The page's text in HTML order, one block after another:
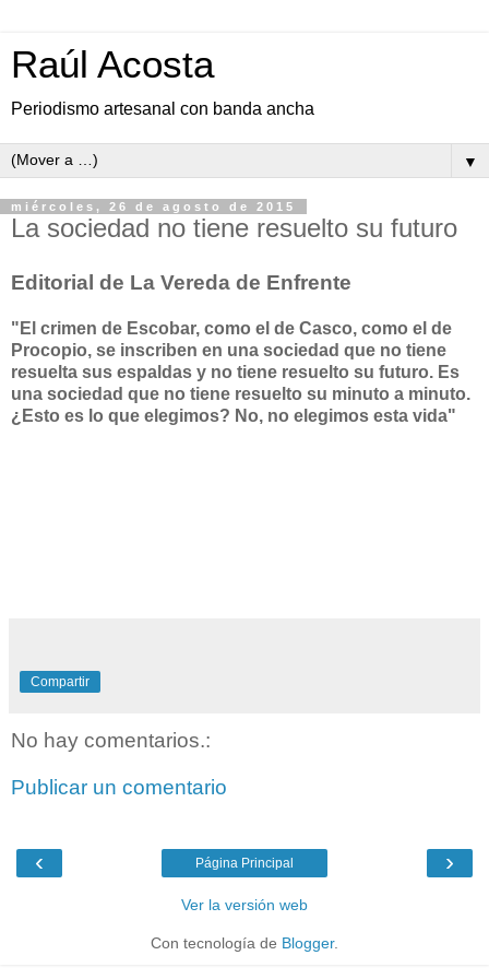
Raúl Acosta
Periodismo artesanal con banda ancha
▼
miércoles, 26 de agosto de 2015
La sociedad no tiene resuelto su futuro
Editorial de La Vereda de Enfrente
"El crimen de Escobar, como el de Casco, como el de
Procopio, se inscriben en una sociedad que no tiene
resuelta sus espaldas y no tiene resuelto su futuro. Es
una sociedad que no tiene resuelto su minuto a minuto.
¿Esto es lo que elegimos? No, no elegimos esta vida"
Compartir
No hay comentarios.:
Publicar un comentario
‹ ›
Página Principal
Ver la versión web
Con tecnología de Blogger.